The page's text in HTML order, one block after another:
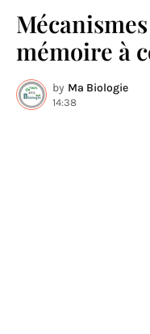
mémoire à
by Ma Biologie
14:38